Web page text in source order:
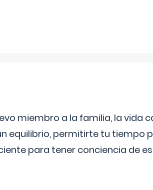
miembro a la familia, la vida
equilibrio, permitirte tu tiempo
para tener conciencia de